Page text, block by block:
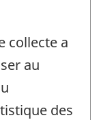
collecte a
au
des